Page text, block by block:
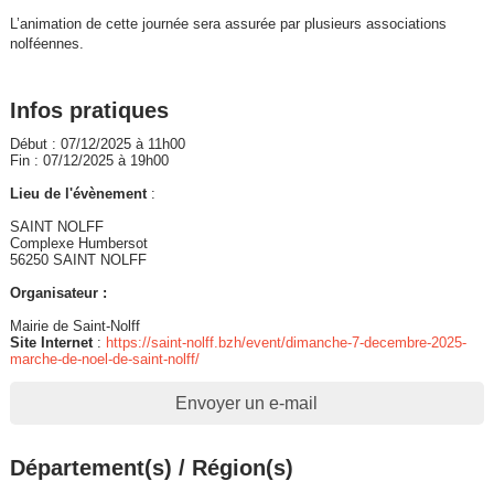
L’animation de cette journée sera assurée par plusieurs associations
nolféennes.
Infos pratiques
Début : 07/12/2025 à 11h00
Fin : 07/12/2025 à 19h00
Lieu de l'évènement:
SAINT NOLFF
Complexe Humbersot
56250 SAINT NOLFF
Organisateur :
Mairie de Saint-Nolff
Site Internet: https://saint-nolff.bzh/event/dimanche-7-decembre-2025-
marche-de-noel-de-saint-nolff/
Envoyer un e-mail
Département(s) / Région(s)